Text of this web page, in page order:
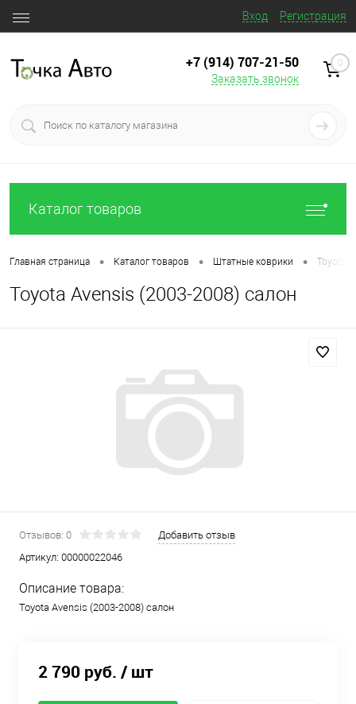
Вход Регистрация
+7 (914) 707‒21‒50
Заказать звонок
0
Каталог товаров
Главная страница • Каталог товаров • Штатные коврики • Toyota
Toyota Avensis (2003-2008) салон
Отзывов: 0
Добавить отзыв
Артикул: 00000022046
Описание товара:
Toyota Avensis (2003-2008) салон
2 790 руб. / шт